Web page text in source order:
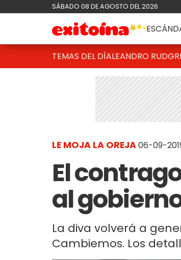
SÁBADO 08 DE AGOSTO DEL 2026
TEMAS DEL DÍALEANDRO RUD
LE MOJA LA OREJA06-09-
El
al
La diva volverá a
Cambiemos. Los